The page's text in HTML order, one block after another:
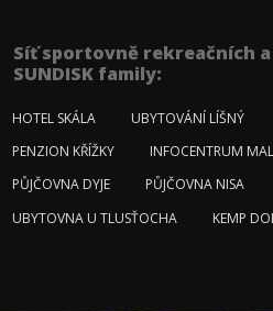
Síť sportovně rekreačních
SUNDISK family:
HOTEL SKÁLA UBYTOVÁNÍ LÍŠNÝ
PENZION KŘÍŽKY
INFOCENTRUM
PŮJČOVNA DYJE
PŮJČOVNA NISA
UBYTOVNA U TLUSŤOCHA
KEMP